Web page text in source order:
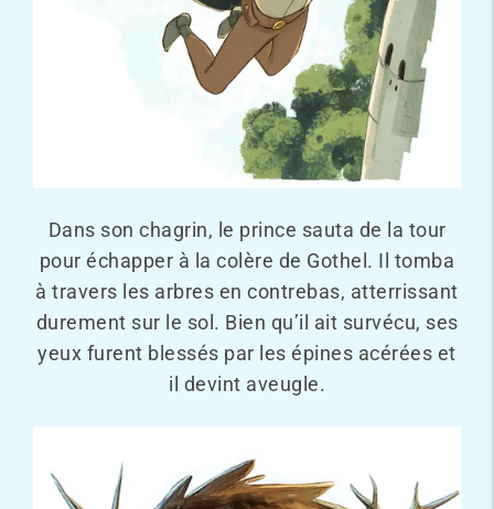
Dans son chagrin, le prince sauta de la tour
pour échapper à la colère de Gothel. Il tomba
à travers les arbres en contrebas, atterrissant
durement sur le sol. Bien qu’il ait survécu, ses
yeux furent blessés par les épines acérées et
il devint aveugle.